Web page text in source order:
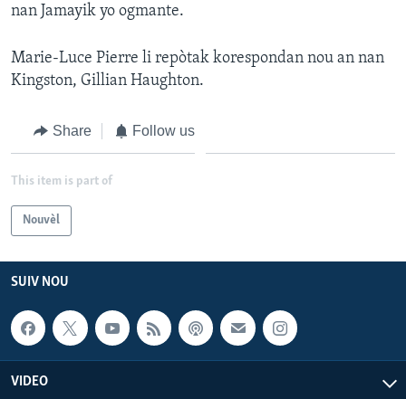
nan Jamayik yo ogmante.
Marie-Luce Pierre li repòtak korespondan nou an nan
Kingston, Gillian Haughton.
Share Follow us
This item is part of
Nouvèl
SUIV NOU
VIDEO